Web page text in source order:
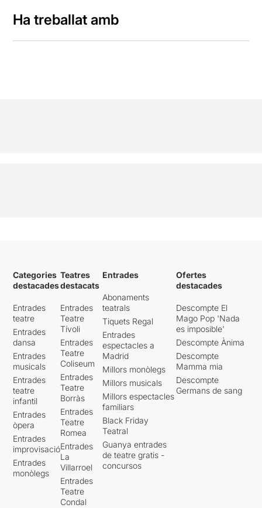
Ha treballat amb
Categories
destacades
Entrades
teatre
Entrades
dansa
Entrades
musicals
Entrades
teatre
infantil
Entrades
òpera
Entrades
improvisació
Entrades
monòlegs
Teatres
destacats
Entrades
Teatre
Tívoli
Entrades
Teatre
Coliseum
Entrades
Teatre
Borràs
Entrades
Teatre
Romea
Entrades
La
Villarroel
Entrades
Teatre
Condal
Entrades
Abonaments
teatrals
Tiquets Regal
Entrades
espectacles a
Madrid
Millors monòlegs
Millors musicals
Millors espectacles
familiars
Black Friday
Teatral
Guanya entrades
de teatre gratis -
concursos
Ofertes
destacades
Descompte El
Mago Pop 'Nada
es imposible'
Descompte Ànima
Descompte
Mamma mia
Descompte
Germans de sang